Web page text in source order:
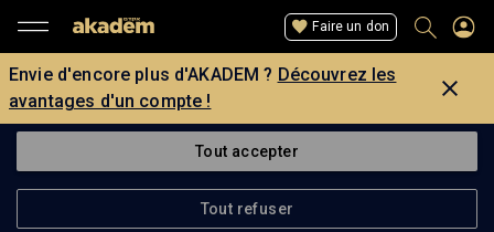
Faire un don
Envie d'encore plus d'AKADEM ? Découvrez les
avantages d'un compte !
Tout accepter
Tout refuser